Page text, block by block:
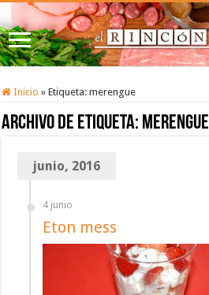
Inicio » Etiqueta:merengue
Archivo de etiqueta: merengue
junio, 2016
4 junio
Eton mess